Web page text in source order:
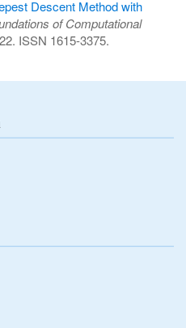
Descent Method with
of Computational
ISSN 1615-3375.